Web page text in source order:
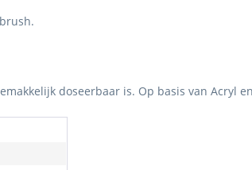
doseerbaar is. Op basis van Acryl